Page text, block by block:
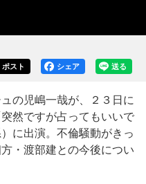
送る
シェア
ポスト
の児嶋一哉が、２３日に
然ですが占ってもいいで
に出演。不倫騒動がきっ
・渡部建との今後につい